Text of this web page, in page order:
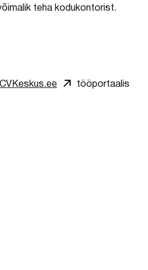
teha kodukontorist.
tööportaalis